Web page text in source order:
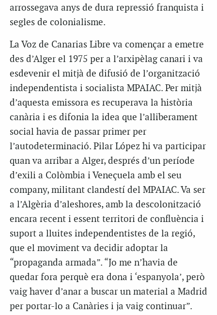
arrossegava anys de dura repressió franquista i
segles de colonialisme.
La Voz de Canarias Libre va començar a emetre
des d’Alger el 1975 per a l’arxipèlag canari i va
esdevenir el mitjà de difusió de l’organització
independentista i socialista MPAIAC. Per mitjà
d’aquesta emissora es recuperava la història
canària i es difonia la idea que l’alliberament
social havia de passar primer per
l’autodeterminació. Pilar López hi va participar
quan va arribar a Alger, després d’un període
d’exili a Colòmbia i Veneçuela amb el seu
company, militant clandestí del MPAIAC. Va ser
a l’Algèria d’aleshores, amb la descolonització
encara recent i essent territori de confluència i
suport a lluites independentistes de la regió,
que el moviment va decidir adoptar la
“propaganda armada”. “Jo me n’havia de
quedar fora perquè era dona i ‘espanyola’, però
vaig haver d’anar a buscar un material a Madrid
per portar-lo a Canàries i ja vaig continuar”.